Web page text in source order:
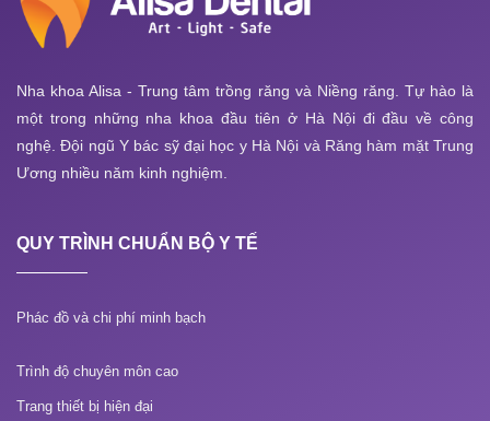
Nha khoa Alisa - Trung tâm trồng răng và Niềng răng. Tự hào là
một trong những nha khoa đầu tiên ở Hà Nội đi đầu về công
nghệ. Đội ngũ Y bác sỹ đại học y Hà Nội và Răng hàm mặt Trung
Ương nhiều năm kinh nghiệm.
QUY TRÌNH CHUẨN BỘ Y TẾ
Phác đồ và chi phí minh bạch
Trình độ chuyên môn cao
Trang thiết bị hiện đại